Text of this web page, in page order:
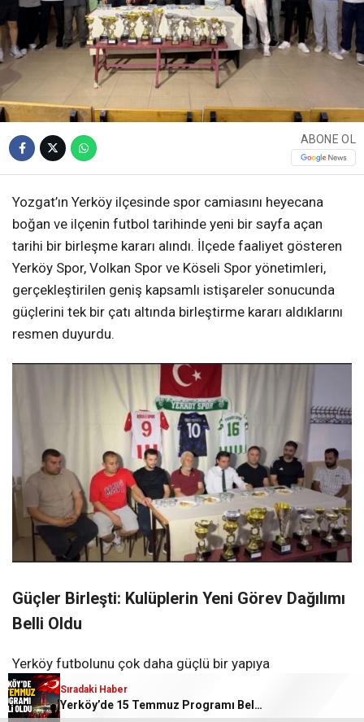
ABONE OL
Yozgat’ın Yerköy ilçesinde spor camiasını heyecana
boğan ve ilçenin futbol tarihinde yeni bir sayfa açan
tarihi bir birleşme kararı alındı. İlçede faaliyet gösteren
Yerköy Spor, Volkan Spor ve Köseli Spor yönetimleri,
gerçekleştirilen geniş kapsamlı istişareler sonucunda
güçlerini tek bir çatı altında birleştirme kararı aldıklarını
resmen duyurdu.
Güçler Birleşti: Kulüplerin Yeni Görev Dağılımı
Belli Oldu
Yerköy futbolunu çok daha güçlü bir yapıya
kavuşturmayı ve genç yetenekleri ön plana çıkarmayı
hedefleyen dev projede yol haritası netleşti. Alınan
Sıradaki Haber
Yerköy’de 15 Temmuz Programı Belli Oldu